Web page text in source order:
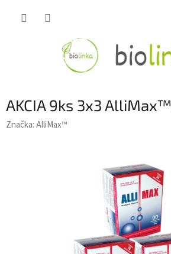
AKCIA 9ks 3x3 AlliMax™
Značka:AlliMax™